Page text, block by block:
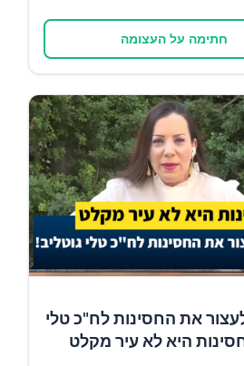
חתימה על העצומה
את החסינות לח"כ טלי
היא לא עיר מקלט